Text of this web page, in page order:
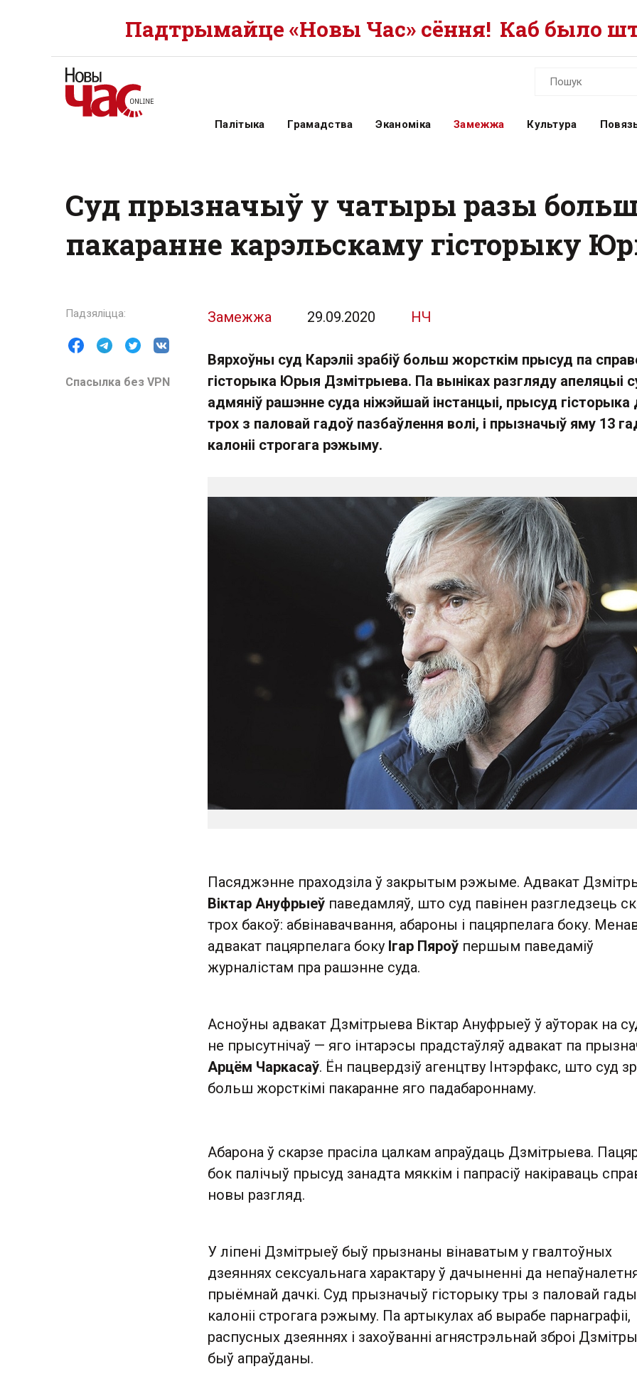
Падтрымайце «Новы Час» сёння! Каб было
Палітыка Грамадства Эканоміка Замежжа Культура
Суд прызначыў у чатыры разы больш
пакаранне карэльскаму гісторыку
Спасылка без VPN
Замежжа 29.09.2020 НЧ
Вярхоўны суд Карэліі зрабіў больш жорсткім прысуд па
гісторыка Юрыя Дзмітрыева. Па выніках разгляду апеляцыі
адмяніў рашэнне суда ніжэйшай інстанцыі, прысуд гісторыка
трох з паловай гадоў пазбаўлення волі, і прызначыў яму 13
калоніі строгага рэжыму.
Пасяджэнне праходзіла ў закрытым рэжыме. Адвакат
Віктар Ануфрыеў паведамляў, што суд павінен разгледзець
трох бакоў: абвінавачвання, абароны і пацярпелага боку.
адвакат пацярпелага боку Ігар Пяроў першым паведаміў
журналістам пра рашэнне суда.
Асноўны адвакат Дзмітрыева Віктар Ануфрыеў ў аўторак на
не прысутнічаў — яго інтарэсы прадстаўляў адвакат па
Арцём Чаркасаў. Ён пацвердзіў агенцтву Інтэрфакс, што суд
больш жорсткімі пакаранне яго падабароннаму.
Абарона ў скарзе прасіла цалкам апраўдаць Дзмітрыева.
бок палічыў прысуд занадта мяккім і папрасіў накіраваць
новы разгляд.
У ліпені Дзмітрыеў быў прызнаны вінаватым у гвалтоўных
дзеяннях сексуальнага характару ў дачыненні да
прыёмнай дачкі. Суд прызначыў гісторыку тры з паловай гады
калоніі строгага рэжыму. Па артыкулах аб вырабе парнаграфіі,
распусных дзеяннях і захоўванні агнястрэльнай зброі
быў апраўданы.